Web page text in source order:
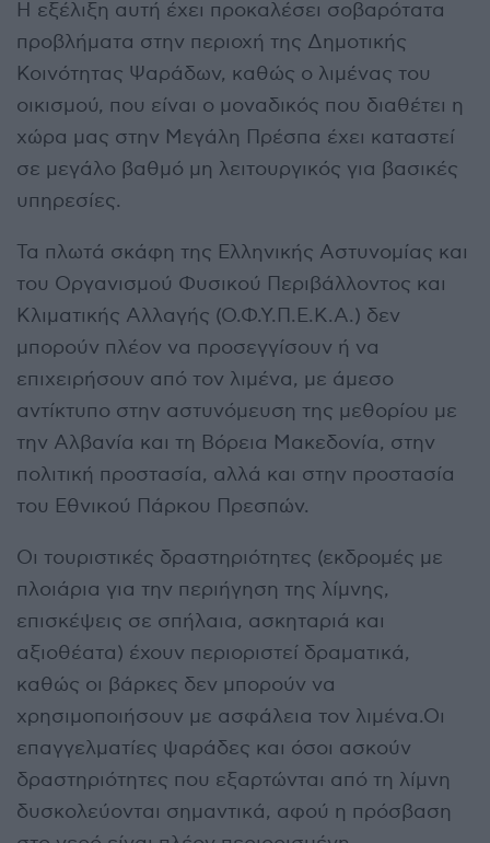
Η εξέλιξη αυτή έχει προκαλέσει σοβαρότατα
προβλήματα στην περιοχή της Δημοτικής
Κοινότητας Ψαράδων, καθώς ο λιμένας του
οικισμού, που είναι ο μοναδικός που διαθέτει η
χώρα μας στην Μεγάλη Πρέσπα έχει καταστεί
σε μεγάλο βαθμό μη λειτουργικός για βασικές
υπηρεσίες.
Τα πλωτά σκάφη της Ελληνικής Αστυνομίας και
του Οργανισμού Φυσικού Περιβάλλοντος και
Κλιματικής Αλλαγής (Ο.Φ.Υ.Π.Ε.Κ.Α.) δεν
μπορούν πλέον να προσεγγίσουν ή να
επιχειρήσουν από τον λιμένα, με άμεσο
αντίκτυπο στην αστυνόμευση της μεθορίου με
την Αλβανία και τη Βόρεια Μακεδονία, στην
πολιτική προστασία, αλλά και στην προστασία
του Εθνικού Πάρκου Πρεσπών.
Οι τουριστικές δραστηριότητες (εκδρομές με
πλοιάρια για την περιήγηση της λίμνης,
επισκέψεις σε σπήλαια, ασκηταριά και
αξιοθέατα) έχουν περιοριστεί δραματικά,
καθώς οι βάρκες δεν μπορούν να
χρησιμοποιήσουν με ασφάλεια τον λιμένα.Οι
επαγγελματίες ψαράδες και όσοι ασκούν
δραστηριότητες που εξαρτώνται από τη λίμνη
δυσκολεύονται σημαντικά, αφού η πρόσβαση